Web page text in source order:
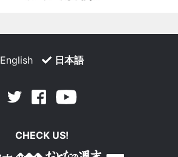
English 日本語
Twitter Facebook
CHECK US!